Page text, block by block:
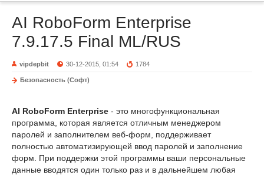
AI RoboForm Enterprise
7.9.17.5 Final ML/RUS
vipdepbit 30-12-2015, 01:54 1784
Безопасность (Софт)
AI RoboForm Enterprise - это многофункциональная
программа, которая является отличным менеджером
паролей и заполнителем веб-форм, поддерживает
полностью автоматизирующей ввод паролей и заполнение
форм. При поддержки этой программы ваши персональные
данные вводятся один только раз и в дальнейшем любая